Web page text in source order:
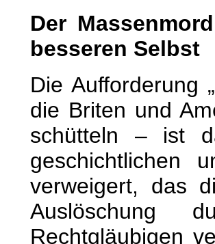
Der
besseren Selbst
Die Aufforderung
die Briten und
schütteln – ist
geschichtlichen
verweigert, das
Auslöschung
Rechtgläubigen